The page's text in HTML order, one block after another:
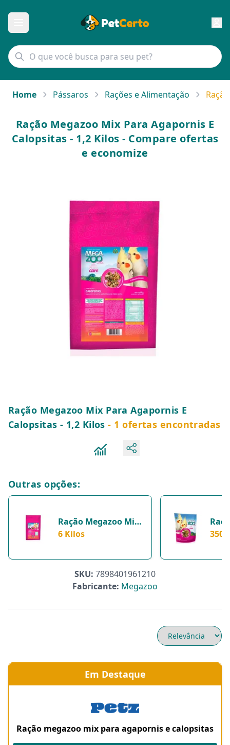
Home Pássaros Rações e Alimentação
Ração Megazoo Mix Para Agapornis E
Calopsitas - 1,2 Kilos - Compare ofertas
e economize
Ração Megazoo Mix Para Agapornis E
Calopsitas - 1,2 Kilos - 1 ofertas encontradas
Outras opções:
Ração Megazoo Mix
Para Agapornis E
6 Kilos 350
SKU: 7898401961210
Fabricante: Megazoo
Em Destaque
Ração megazoo mix para agapornis e calopsitas